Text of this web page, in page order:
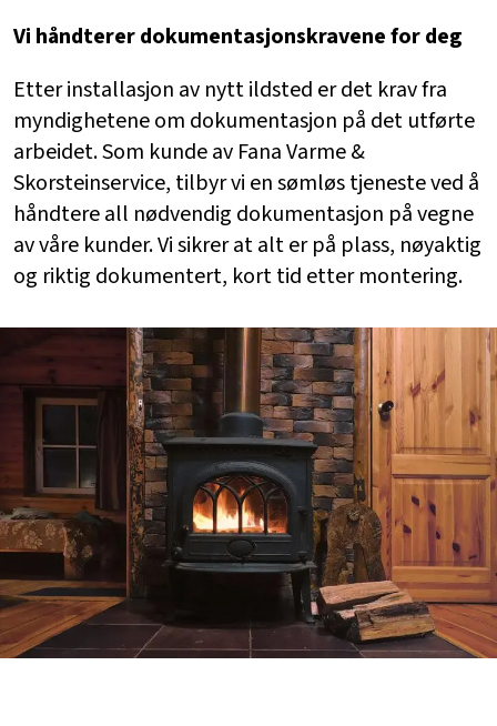
Vi håndterer dokumentasjonskravene for deg
Etter installasjon av nytt ildsted er det krav fra
myndighetene om dokumentasjon på det utførte
arbeidet. Som kunde av Fana Varme &
Skorsteinservice, tilbyr vi en sømløs tjeneste ved å
håndtere all nødvendig dokumentasjon på vegne
av våre kunder. Vi sikrer at alt er på plass, nøyaktig
og riktig dokumentert, kort tid etter montering.